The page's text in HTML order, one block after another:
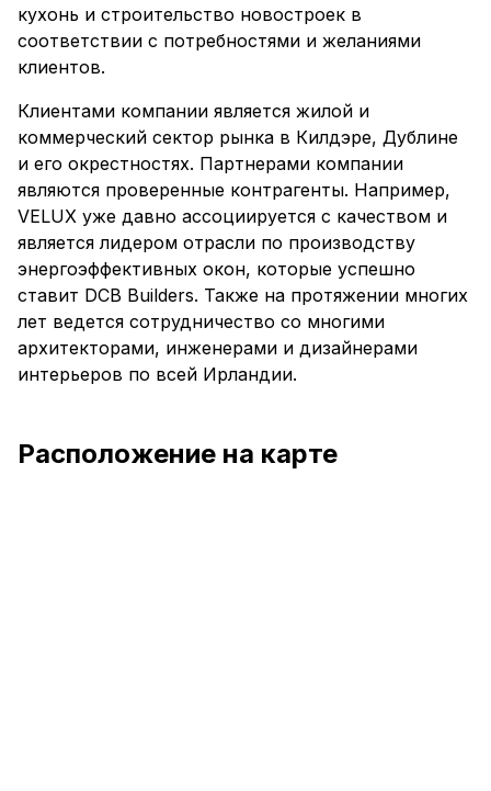
кухонь и строительство новостроек в
соответствии с потребностями и желаниями
клиентов.
Клиентами компании является жилой и
коммерческий сектор рынка в Килдэре, Дублине
и его окрестностях. Партнерами компании
являются проверенные контрагенты. Например,
VELUX уже давно ассоциируется с качеством и
является лидером отрасли по производству
энергоэффективных окон, которые успешно
ставит DCB Builders. Также на протяжении многих
лет ведется сотрудничество со многими
архитекторами, инженерами и дизайнерами
интерьеров по всей Ирландии.
Расположение на карте